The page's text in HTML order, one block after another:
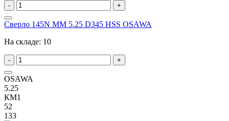
- +
Сверло 145N MM 5.25 D345 HSS OSAWA
На складе: 10
- +
OSAWA
5.25
КМ1
52
133